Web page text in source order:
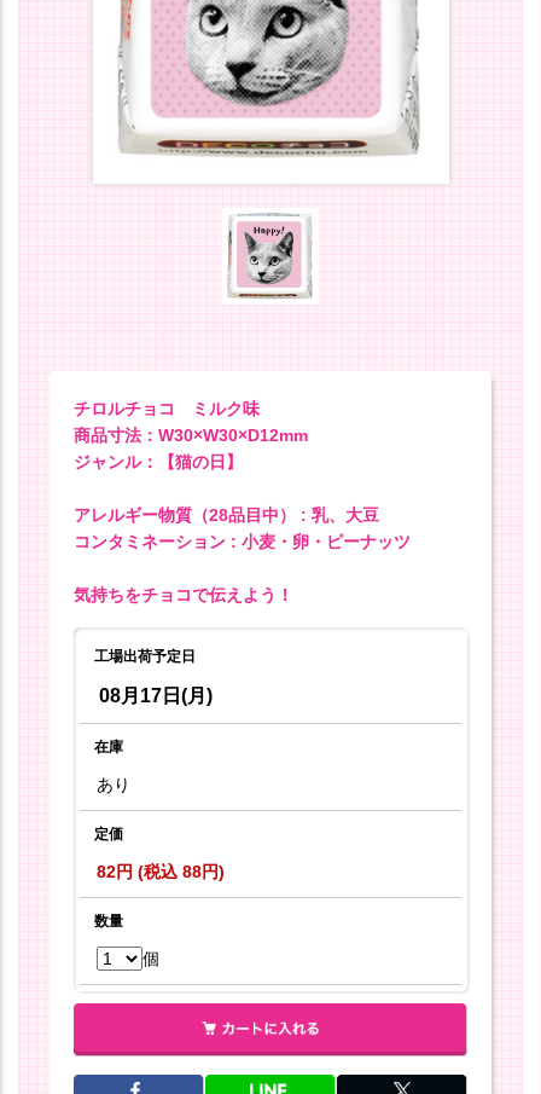
チロルチョコ ミルク味
商品寸法：W30×W30×D12mm
ジャンル：【猫の日】
アレルギー物質（28品目中） : 乳、大豆
コンタミネーション : 小麦・卵・ピーナッツ
気持ちをチョコで伝えよう！
工場出荷予定日
08月17日(月)
在庫
あり
定価
82円 (税込 88円)
数量
個